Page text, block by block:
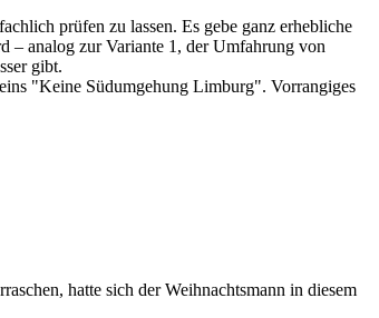
prüfen zu lassen. Es gebe ganz erhebliche
– analog zur Variante 1, der Umfahrung von
gibt.
"Keine Südumgehung Limburg". Vorrangiges
hatte sich der Weihnachtsmann in diesem